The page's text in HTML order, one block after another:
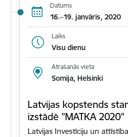
Datums
16.–19. janvāris, 2020
Laiks
Visu dienu
Atrašanās vieta
Somija, Helsinki
Latvijas kopstends
izstādē "MATKA 2020"
Latvijas Investīciju un